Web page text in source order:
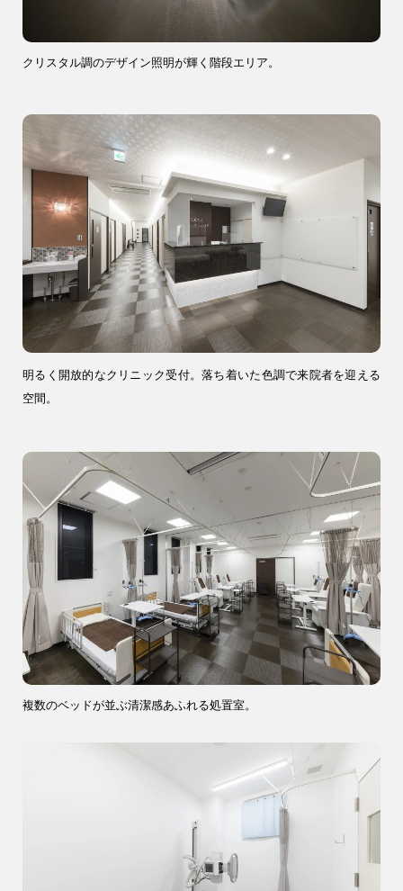
クリスタル調のデザイン照明が輝く階段エリア。
明るく開放的なクリニック受付。落ち着いた色調で来院者を迎える
空間。
複数のベッドが並ぶ清潔感あふれる処置室。
9時〜18時
0120-70-1212